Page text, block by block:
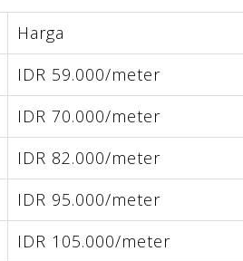
Harga
IDR 59.000/meter
IDR 70.000/meter
IDR 82.000/meter
IDR 95.000/meter
IDR 105.000/meter